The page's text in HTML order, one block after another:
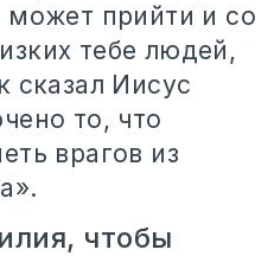
может прийти и со
тебе людей,
сказал Иисус
то, что
врагов из
чтобы